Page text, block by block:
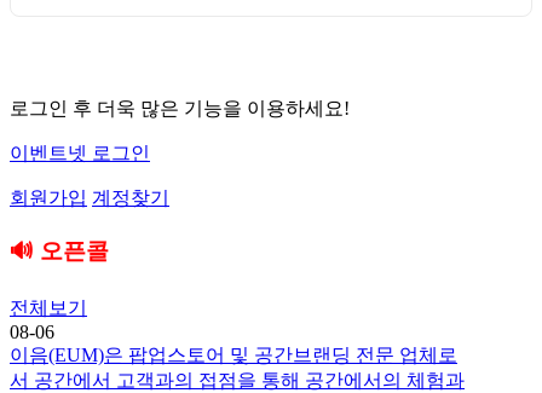
로그인 후 더욱 많은 기능을 이용하세요!
이벤트넷 로그인
회원가입 계정찾기
🔊 오픈콜
전체보기
08-06
이음(EUM)은 팝업스토어 및 공간브랜딩 전문 업체로
서 공간에서 고객과의 접점을 통해 공간에서의 체험과